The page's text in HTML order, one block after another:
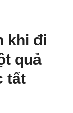
khi đi
quả
tất